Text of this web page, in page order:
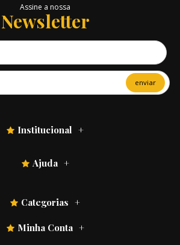
Assine a nossa
Newsletter
enviar
Institucional
Ajuda
Categorias
Minha Conta